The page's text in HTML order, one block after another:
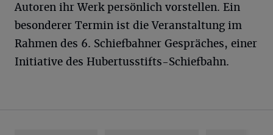
Autoren ihr Werk persönlich vorstellen. Ein
besonderer Termin ist die Veranstaltung im
Rahmen des 6. Schiefbahner Gespräches, einer
Initiative des Hubertusstifts-Schiefbahn.